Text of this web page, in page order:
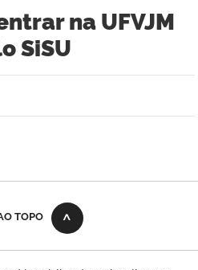
na UFVJM
SiSU
TOPO